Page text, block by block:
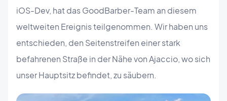
iOS-Dev, hat das GoodBarber-Team an diesem
weltweiten Ereignis teilgenommen. Wir haben uns
entschieden, den Seitenstreifen einer stark
befahrenen Straße in der Nähe von Ajaccio, wo sich
unser Hauptsitz befindet, zu säubern.